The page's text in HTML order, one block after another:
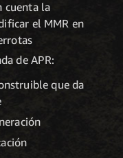
cuenta la
el MMR en
de APR:
que da